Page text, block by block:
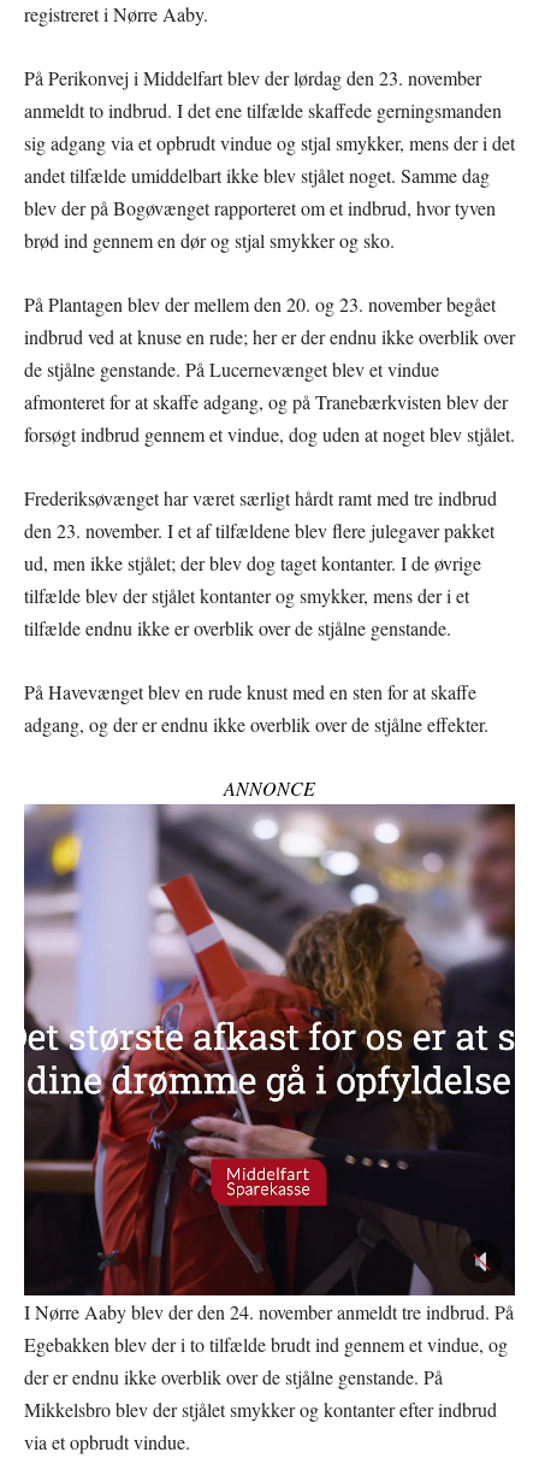
registreret i Nørre Aaby.
På Perikonvej i Middelfart blev der lørdag den 23. november
anmeldt to indbrud. I det ene tilfælde skaffede gerningsmanden
sig adgang via et opbrudt vindue og stjal smykker, mens der i det
andet tilfælde umiddelbart ikke blev stjålet noget. Samme dag
blev der på Bogøvænget rapporteret om et indbrud, hvor tyven
brød ind gennem en dør og stjal smykker og sko.
På Plantagen blev der mellem den 20. og 23. november begået
indbrud ved at knuse en rude; her er der endnu ikke overblik over
de stjålne genstande. På Lucernevænget blev et vindue
afmonteret for at skaffe adgang, og på Tranebærkvisten blev der
forsøgt indbrud gennem et vindue, dog uden at noget blev stjålet.
Frederiksøvænget har været særligt hårdt ramt med tre indbrud
den 23. november. I et af tilfældene blev flere julegaver pakket
ud, men ikke stjålet; der blev dog taget kontanter. I de øvrige
tilfælde blev der stjålet kontanter og smykker, mens der i et
tilfælde endnu ikke er overblik over de stjålne genstande.
På Havevænget blev en rude knust med en sten for at skaffe
adgang, og der er endnu ikke overblik over de stjålne effekter.
ANNONCE
I Nørre Aaby blev der den 24. november anmeldt tre indbrud. På
Egebakken blev der i to tilfælde brudt ind gennem et vindue, og
der er endnu ikke overblik over de stjålne genstande. På
Mikkelsbro blev der stjålet smykker og kontanter efter indbrud
via et opbrudt vindue.